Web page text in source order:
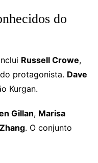
do
Russell Crowe,
protagonista. Dave
Kurgan.
Gillan, Marisa
. O conjunto